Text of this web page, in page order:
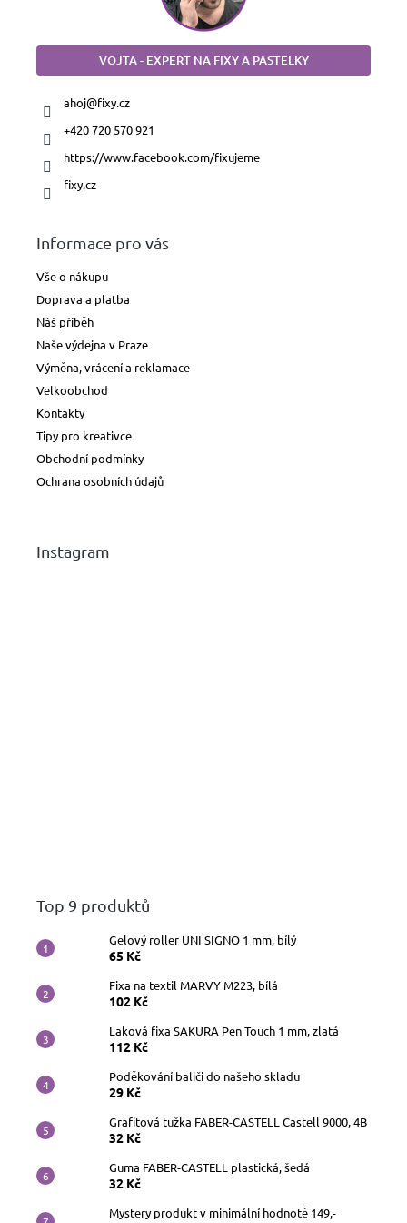
VOJTA - EXPERT NA FIXY A PASTELKY
ahoj@fixy.cz
+420 720 570 921
https://www.facebook.com/fixujeme
fixy.cz
Informace pro vás
Vše o nákupu
Doprava a platba
Náš příběh
Naše výdejna v Praze
Výměna, vrácení a reklamace
Velkoobchod
Kontakty
Tipy pro kreativce
Obchodní podmínky
Ochrana osobních údajů
Instagram
Top 9 produktů
Gelový roller UNI SIGNO 1 mm, bílý
65 Kč
Fixa na textil MARVY M223, bílá
102 Kč
Laková fixa SAKURA Pen Touch 1 mm, zlatá
112 Kč
Poděkování baliči do našeho skladu
29 Kč
Grafitová tužka FABER-CASTELL Castell 9000, 4B
32 Kč
Guma FABER-CASTELL plastická, šedá
32 Kč
Mystery produkt v minimální hodnotě 149,-